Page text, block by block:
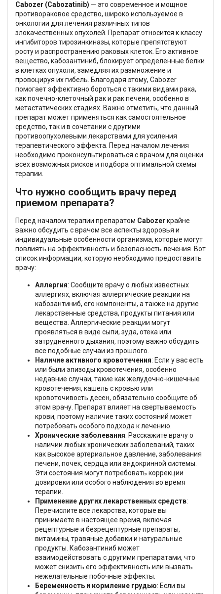
Cabozer (Cabozatinib) — это современное и мощное
противораковое средство, широко используемое в
онкологии для лечения различных типов
злокачественных опухолей. Препарат относится к классу
ингибиторов тирозинкиназы, которые препятствуют
росту и распространению раковых клеток. Его активное
вещество, кабозантиниб, блокирует определенные белки
в клетках опухоли, замедляя их размножение и
провоцируя их гибель. Благодаря этому, Cabozer
помогает эффективно бороться с такими видами рака,
как почечно-клеточный рак и рак печени, особенно в
метастатических стадиях. Важно отметить, что данный
препарат может применяться как самостоятельное
средство, так и в сочетании с другими
противоопухолевыми лекарствами для усиления
терапевтического эффекта. Перед началом лечения
необходимо проконсультироваться с врачом для оценки
всех возможных рисков и подбора оптимальной схемы
терапии.
Что нужно сообщить врачу перед
приемом препарата?
Перед началом терапии препаратом Cabozer крайне
важно обсудить с врачом все аспекты здоровья и
индивидуальные особенности организма, которые могут
повлиять на эффективность и безопасность лечения. Вот
список информации, которую необходимо предоставить
врачу:
Аллергия: Сообщите врачу о любых известных
аллергиях, включая аллергические реакции на
кабозантиниб, его компоненты, а также на другие
лекарственные средства, продукты питания или
вещества. Аллергические реакции могут
проявляться в виде сыпи, зуда, отека или
затрудненного дыхания, поэтому важно обсудить
все подобные случаи из прошлого.
Наличие активного кровотечения: Если у вас есть
или были эпизоды кровотечения, особенно
недавние случаи, такие как желудочно-кишечные
кровотечения, кашель с кровью или
кровоточивость десен, обязательно сообщите об
этом врачу. Препарат влияет на свертываемость
крови, поэтому наличие таких состояний может
потребовать особого подхода к лечению.
Хронические заболевания: Расскажите врачу о
наличии любых хронических заболеваний, таких
как высокое артериальное давление, заболевания
печени, почек, сердца или эндокринной системы.
Эти состояния могут потребовать коррекции
дозировки или особого наблюдения во время
терапии.
Применение других лекарственных средств:
Перечислите все лекарства, которые вы
принимаете в настоящее время, включая
рецептурные и безрецептурные препараты,
витамины, травяные добавки и натуральные
продукты. Кабозантиниб может
взаимодействовать с другими препаратами, что
может снизить его эффективность или вызвать
нежелательные побочные эффекты.
Беременность и кормление грудью: Если вы